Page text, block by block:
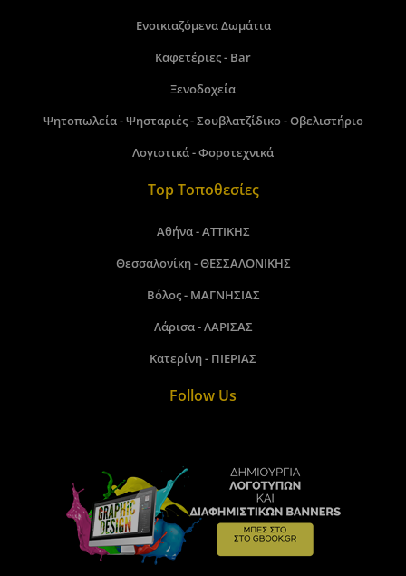
Ενοικιαζόμενα Δωμάτια
Καφετέριες - Bar
Ξενοδοχεία
Ψητοπωλεία - Ψησταριές - Σουβλατζίδικο - Οβελιστήριο
Λογιστικά - Φοροτεχνικά
Top Τοποθεσίες
Αθήνα - ΑΤΤΙΚΗΣ
Θεσσαλονίκη - ΘΕΣΣΑΛΟΝΙΚΗΣ
Βόλος - ΜΑΓΝΗΣΙΑΣ
Λάρισα - ΛΑΡΙΣΑΣ
Κατερίνη - ΠΙΕΡΙΑΣ
Follow Us